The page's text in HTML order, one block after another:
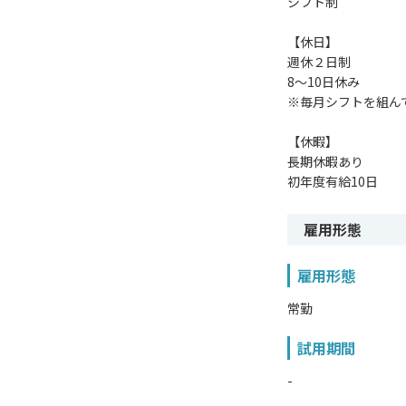
【休日】
週休２日制
8～10日休み
※毎月シフトを組ん
【休暇】
長期休暇あり
初年度有給10日
雇用形態
雇用形態
常勤
試用期間
-